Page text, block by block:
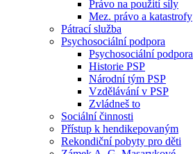
Právo na použití síly
Mez. právo a katastrofy
Pátrací služba
Psychosociální podpora
Psychosociální podpora
Historie PSP
Národní tým PSP
Vzdělávání v PSP
Zvládneš to
Sociální činnosti
Přístup k hendikepovaným
Rekondiční pobyty pro děti